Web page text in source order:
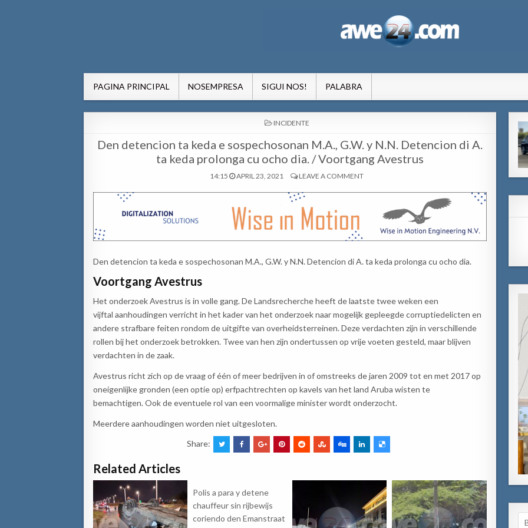
PAGINA PRINCIPAL NOSEMPRESA SIGUI NOS! PALABRA
POSTED
IN
INCIDENTE
Den detencion ta keda e sospechosonan M.A., G.W. y N.N. Detencion di A.
ta keda prolonga cu ocho dia. / Voortgang Avestrus
14:15 APRIL 23, 2021 LEAVE A COMMENT
Den detencion ta keda e sospechosonan M.A., G.W. y N.N. Detencion di A. ta keda prolonga cu ocho dia.
Voortgang Avestrus
Het onderzoek Avestrus is in volle gang. De Landsrecherche heeft de laatste twee weken een
vijftal aanhoudingen verricht in het kader van het onderzoek naar mogelijk gepleegde corruptiedelicten en
andere strafbare feiten rondom de uitgifte van overheidsterreinen. Deze verdachten zijn in verschillende
rollen bij het onderzoek betrokken. Twee van hen zijn ondertussen op vrije voeten gesteld, maar blijven
verdachten in de zaak.
Avestrus richt zich op de vraag of één of meer bedrijven in of omstreeks de jaren 2009 tot en met 2017 op
oneigenlijke gronden (een optie op) erfpachtrechten op kavels van het land Aruba wisten te
bemachtigen. Ook de eventuele rol van een voormalige minister wordt onderzocht.
Meerdere aanhoudingen worden niet uitgesloten.
Share:
Related Articles
Polis a para y detene
chauffeur sin rijbewijs
coriendo den Emanstraat